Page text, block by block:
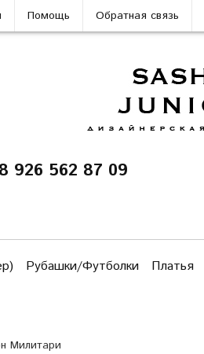
Помощь Обратная связь
8 926 562 87 09
Рубашки/Футболки Платья
Милитари